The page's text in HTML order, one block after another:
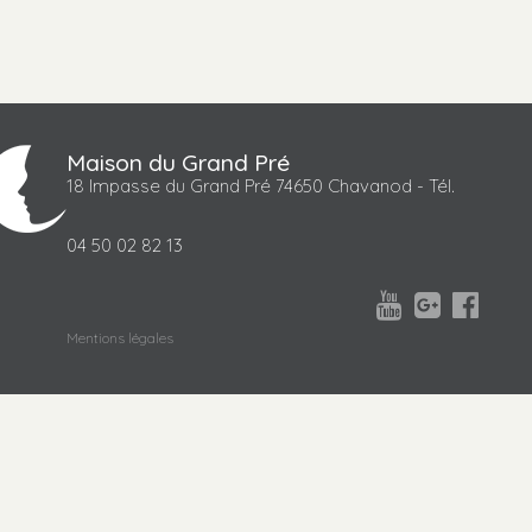
Maison du Grand Pré
18 Impasse du Grand Pré 74650 Chavanod - Tél.
04 50 02 82 13



Mentions légales